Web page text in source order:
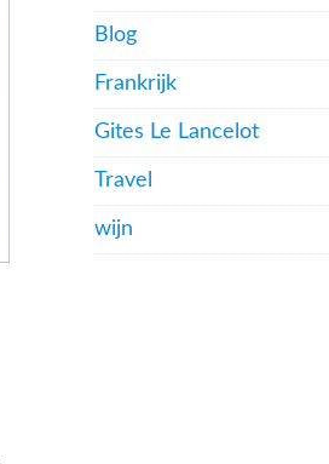
Blog
Frankrijk
Gites Le Lancelot
Travel
wijn